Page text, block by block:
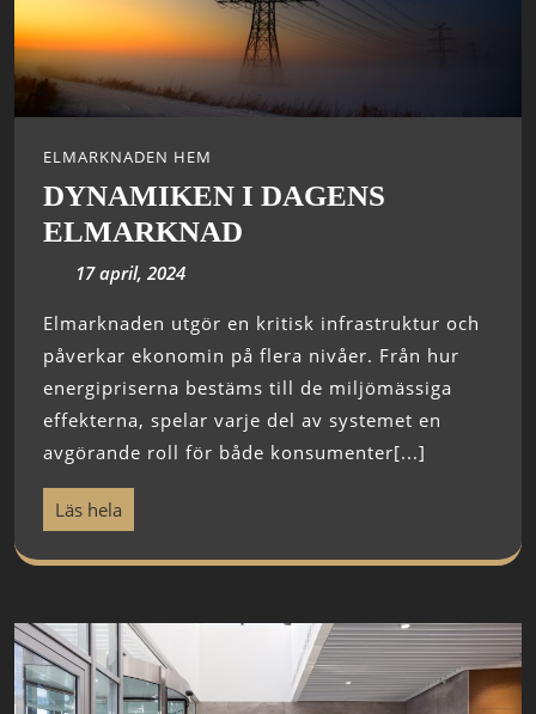
ELMARKNADEN HEM
DYNAMIKEN I DAGENS
ELMARKNAD
17 april, 2024
Elmarknaden utgör en kritisk infrastruktur och
påverkar ekonomin på flera nivåer. Från hur
energipriserna bestäms till de miljömässiga
effekterna, spelar varje del av systemet en
avgörande roll för både konsumenter[...]
Läs hela